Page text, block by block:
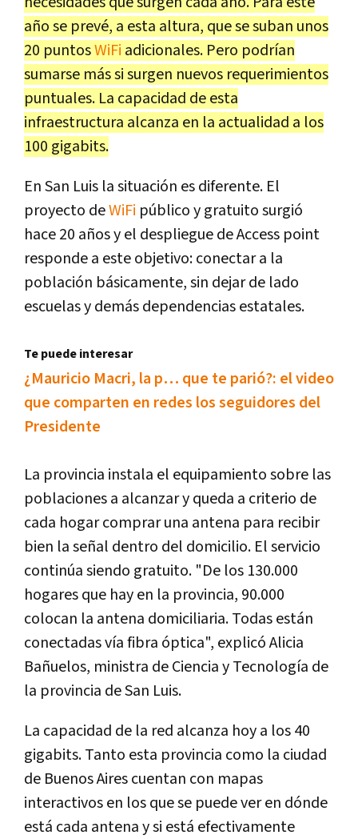
año se prevé, a esta altura, que se suban unos
20 puntosWiFi adicionales. Pero podrían
sumarse más si surgen nuevos requerimientos
puntuales. La capacidad de esta
infraestructura alcanza en la actualidad a los
100 gigabits.
En San Luis la situación es diferente. El
proyecto deWiFi público y gratuito surgió
hace 20 años y el despliegue de Access point
responde a este objetivo: conectar a la
población básicamente, sin dejar de lado
escuelas y demás dependencias estatales.
Te puede interesar
¿Mauricio Macri, la p… que te parió?: el video
que comparten en redes los seguidores del
Presidente
La provincia instala el equipamiento sobre las
poblaciones a alcanzar y queda a criterio de
cada hogar comprar una antena para recibir
bien la señal dentro del domicilio. El servicio
continúa siendo gratuito. "De los 130.000
hogares que hay en la provincia, 90.000
colocan la antena domiciliaria. Todas están
conectadas vía fibra óptica", explicó Alicia
Bañuelos, ministra de Ciencia y Tecnología de
la provincia de San Luis.
La capacidad de la red alcanza hoy a los 40
gigabits. Tanto esta provincia como la ciudad
de Buenos Aires cuentan con mapas
interactivos en los que se puede ver en dónde
está cada antena y si está efectivamente